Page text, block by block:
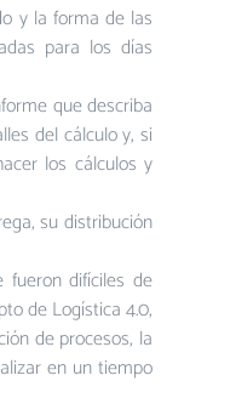
y la forma de las
para los días
que describa
del cálculo y, si
los cálculos y
su distribución
fueron difíciles de
de Logística 4.0,
de procesos, la
en un tiempo